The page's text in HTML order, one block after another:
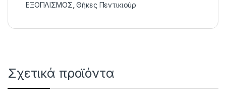
ΕΞΟΠΛΙΣΜΟΣ ,Θήκες Πεντικιούρ
Σχετικά προϊόντα